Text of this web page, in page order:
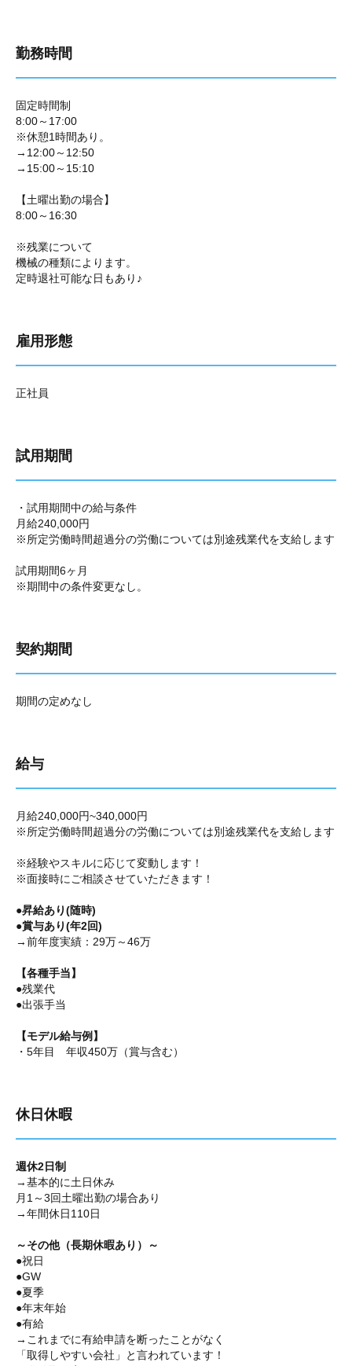
勤務時間
固定時間制
8:00～17:00
※休憩1時間あり。
→12:00～12:50
→15:00～15:10
【土曜出勤の場合】
8:00～16:30
※残業について
機械の種類によります。
定時退社可能な日もあり♪
雇用形態
正社員
試用期間
・試用期間中の給与条件
月給240,000円
※所定労働時間超過分の労働については別途残業代を支給します
試用期間6ヶ月
※期間中の条件変更なし。
契約期間
期間の定めなし
給与
月給240,000円~340,000円
※所定労働時間超過分の労働については別途残業代を支給します
※経験やスキルに応じて変動します！
※面接時にご相談させていただきます！
●昇給あり(随時)
●賞与あり(年2回)
→前年度実績：29万～46万
【各種手当】
●残業代
●出張手当
【モデル給与例】
・5年目 年収450万（賞与含む）
休日休暇
週休2日制
→基本的に土日休み
月1～3回土曜出勤の場合あり
→年間休日110日
～その他（長期休暇あり）～
●祝日
●GW
●夏季
●年末年始
●有給
→これまでに有給申請を断ったことがなく
「取得しやすい会社」と言われています！